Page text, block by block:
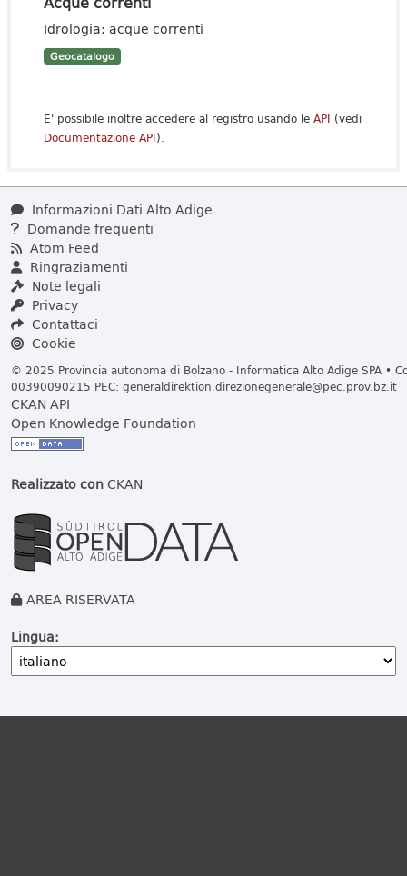
Idrologia: acque correnti
Geocatalogo
E' possibile inoltre accedere al registro usando le API (vedi
Documentazione API).
Informazioni Dati Alto Adige
Domande frequenti
Atom Feed
Ringraziamenti
Note legali
Privacy
Contattaci
Cookie
© 2025 Provincia autonoma di Bolzano - Informatica Alto Adige SPA •
00390090215 PEC: generaldirektion.direzionegenerale@pec.prov.bz.it
CKAN API
Open Knowledge Foundation
Realizzato conCKAN
AREA RISERVATA
Lingua